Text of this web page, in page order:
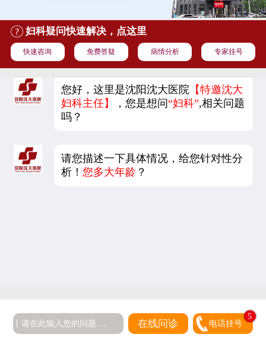
妇科疑问快速解决，点这里
快速咨询 免费答疑 病情分析 专家挂号
您好，这里是沈阳沈大医院 【特邀沈大
妇科主任】
，您是想问“妇科”,相关问题
吗？
请您描述一下具体情况，给您针对性分
析！您多大年龄 ？
在线问诊 电话挂号
5